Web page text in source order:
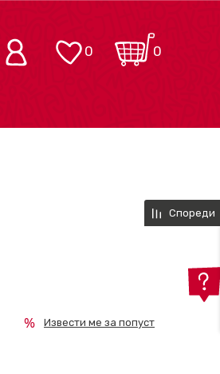
0
0
Извести ме за попуст
Спореди